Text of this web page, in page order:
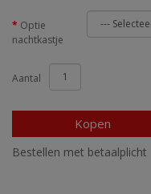
Optie
nachtkastje
Aantal
Kopen
Bestellen met betaalplicht